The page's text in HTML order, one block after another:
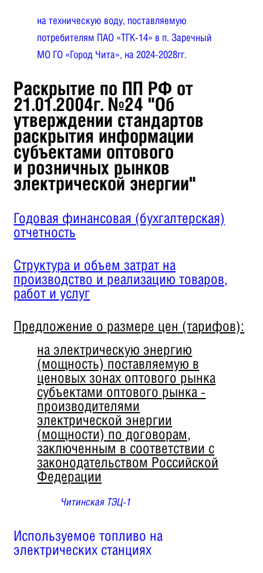
на техническую воду, поставляемую
потребителям ПАО «ТГК-14» в п. Заречный
МО ГО «Город Чита», на 2024-2028гг.
Раскрытие по ПП РФ от
21.01.2004г. №24 "Об
утверждении стандартов
раскрытия информации
субъектами оптового
и розничных рынков
электрической энергии"
Годовая финансовая (бухгалтерская)
отчетность
Структура и объем затрат на
производство и реализацию товаров,
работ и услуг
Предложение о размере цен (тарифов):
на электрическую энергию
(мощность) поставляемую в
ценовых зонах оптового рынка
субъектами оптового рынка -
производителями
электрической энергии
(мощности) по договорам,
заключенным в соответствии с
законодательством Российской
Федерации
Читинская ТЭЦ-1
Используемое топливо на
электрических станциях